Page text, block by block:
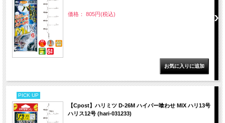
価格： 805円(税込)
PICK UP
【Cpost】ハリミツ D-26M ハイパー喰わせ MIX ハリ13号
ハリス12号 (hari-031233)